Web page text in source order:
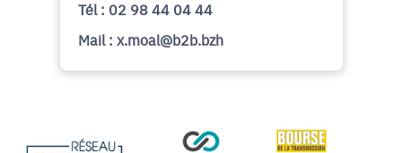
Tél : 02 98 44 04 44
Mail : x.moal@b2b.bzh